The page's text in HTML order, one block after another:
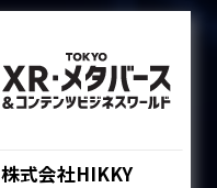
株式会社HIKKY